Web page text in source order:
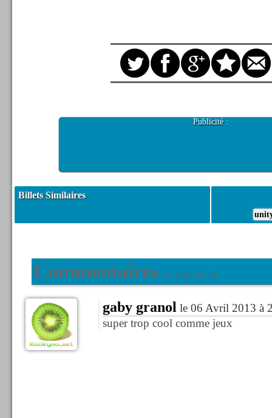
Publicité :
Billets Similaires
Commentaires 1 commentaire
gaby granol le 06 Avril 2013 à
super trop cool comme jeux